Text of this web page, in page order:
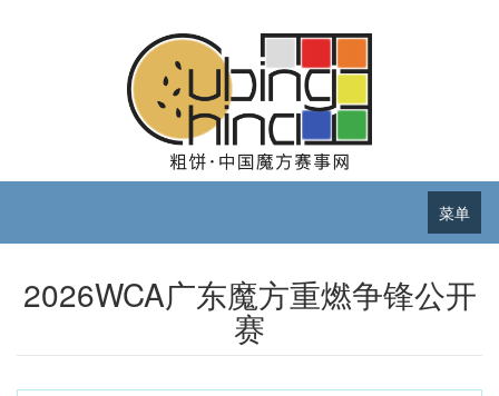
菜单
2026WCA广东魔方重燃争锋公开
赛